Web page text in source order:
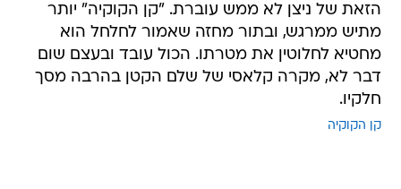
הזאת של ניצן לא ממש עוברת. "קן הקוקיה" יותר
מתיש ממרגש, ובתור מחזה שאמור לחלחל הוא
מחטיא לחלוטין את מטרתו. הכול עובד ובעצם שום
דבר לא, מקרה קלאסי של שלם הקטן בהרבה מסך
חלקיו.
קן הקוקיה